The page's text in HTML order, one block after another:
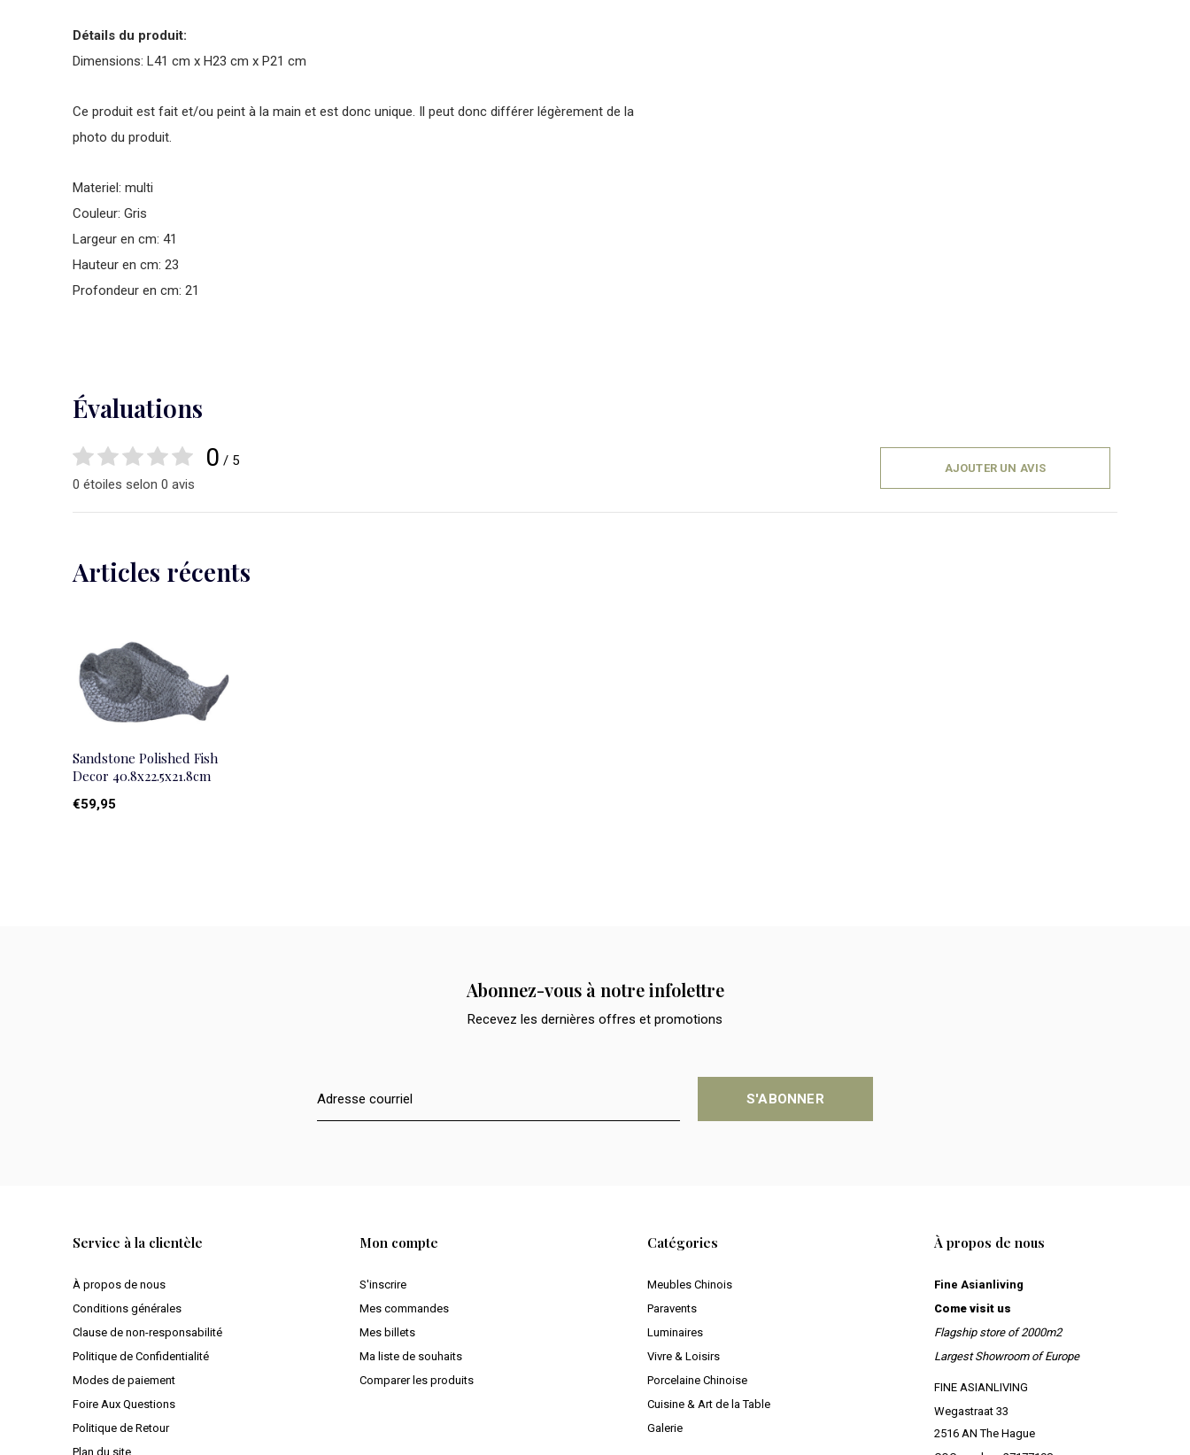
Détails du produit:
Dimensions: L41 cm x H23 cm x P21 cm
Ce produit est fait et/ou peint à la main et est donc unique. Il peut donc différer légèrement de la
photo du produit.
Materiel: multi
Couleur: Gris
Largeur en cm: 41
Hauteur en cm: 23
Profondeur en cm: 21
Évaluations
0 / 5
0 étoiles selon 0 avis
AJOUTER UN AVIS
Articles récents
Sandstone Polished Fish
Decor 40.8x22.5x21.8cm
€59,95
Abonnez-vous à notre infolettre
Recevez les dernières offres et promotions
S'ABONNER
Service à la clientèle
À propos de nous
Conditions générales
Clause de non-responsabilité
Politique de Confidentialité
Modes de paiement
Foire Aux Questions
Politique de Retour
Plan du site
Mon compte
S'inscrire
Mes commandes
Mes billets
Ma liste de souhaits
Comparer les produits
Catégories
Meubles Chinois
Paravents
Luminaires
Vivre & Loisirs
Porcelaine Chinoise
Cuisine & Art de la Table
Galerie
À propos de nous
Fine Asianliving
Come visit us
Flagship store of 2000m2
Largest Showroom of Europe
FINE ASIANLIVING
Wegastraat 33
2516 AN The Hague